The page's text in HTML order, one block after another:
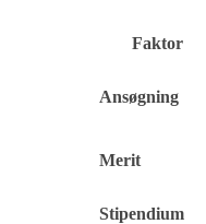
Faktor
Ansøgning
Merit
Stipendium